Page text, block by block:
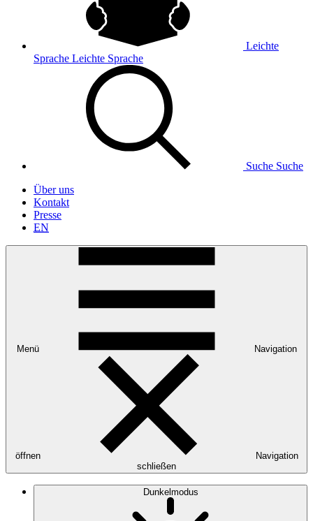
Leichte
Sprache Leichte Sprache
Suche Suche
Über uns
Kontakt
Presse
EN
Menü Navigation
öffnen
Navigation
schließen
Dunkelmodus